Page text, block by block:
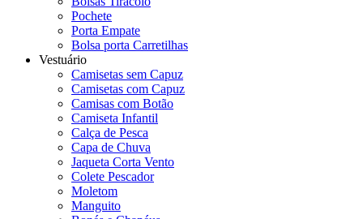
Pochete
Porta Empate
Bolsa porta Carretilhas
Vestuário
Camisetas sem Capuz
Camisetas com Capuz
Camisas com Botão
Camiseta Infantil
Calça de Pesca
Capa de Chuva
Jaqueta Corta Vento
Colete Pescador
Moletom
Manguito